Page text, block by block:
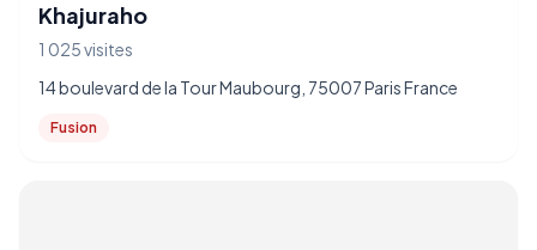
Khajuraho
1 025 visites
14 boulevard de la Tour Maubourg, 75007 Paris France
Fusion